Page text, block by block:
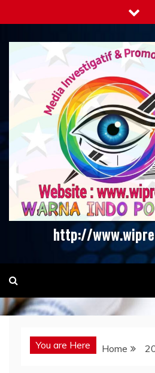
to
content
http://
You are Here Home